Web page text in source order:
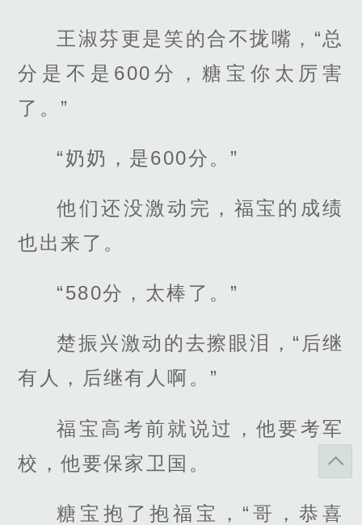
王淑芬更是笑的合不拢嘴，“总
分是不是600分，糖宝你太厉害
了。”
“奶奶，是600分。”
他们还没激动完，福宝的成绩
也出来了。
“580分，太棒了。”
楚振兴激动的去擦眼泪，“后继
有人，后继有人啊。”
福宝高考前就说过，他要考军
校，他要保家卫国。
糖宝抱了抱福宝，“哥，恭喜